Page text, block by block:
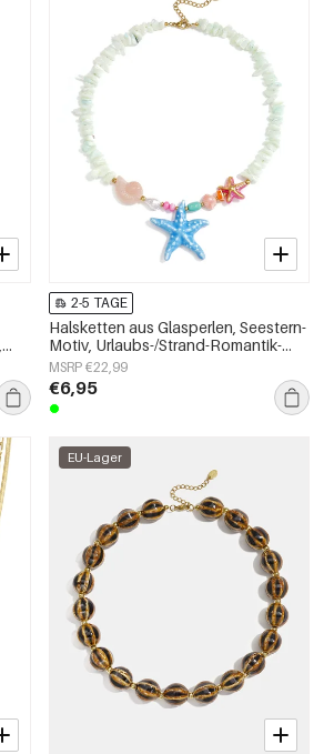
2-5 TAGE
Halsketten aus Glasperlen, Seestern-
Motiv, Urlaubs-/Strand-Romantik-
Serie, Damenschmuck
MSRP €22,99
€6,95
EU-Lager